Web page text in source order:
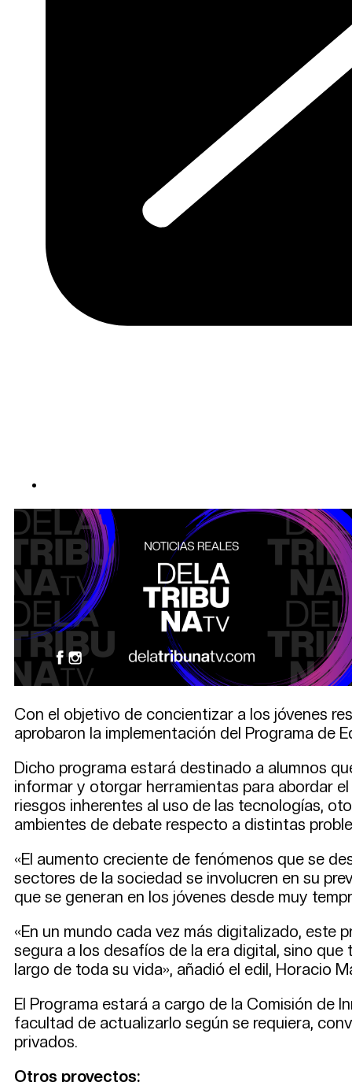
Con el objetivo de concientizar a los jóvenes
aprobaron la implementación del Programa de
Dicho programa estará destinado a alumnos
informar y otorgar herramientas para abordar
riesgos inherentes al uso de las tecnologías,
ambientes de debate respecto a distintas
«El aumento creciente de fenómenos que se
sectores de la sociedad se involucren en su
que se generan en los jóvenes desde muy
«En un mundo cada vez más digitalizado,
segura a los desafíos de la era digital, sino
largo de toda su vida», añadió el edil, Horacio
El Programa estará a cargo de la Comisión de
facultad de actualizarlo según se requiera,
privados.
Otros proyectos: